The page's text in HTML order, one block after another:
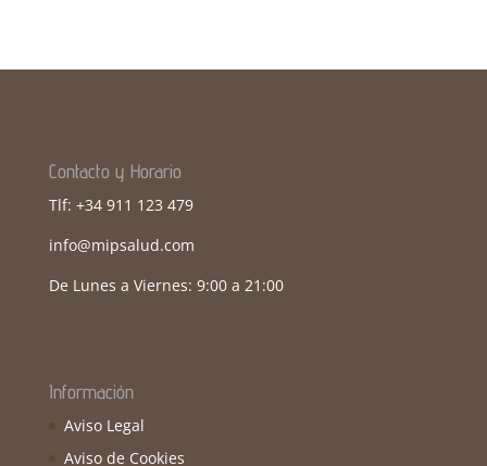
Contacto y Horario
Tlf: +34 911 123 479
info@mipsalud.com
De Lunes a Viernes: 9:00 a 21:00
Información
Aviso Legal
Aviso de Cookies